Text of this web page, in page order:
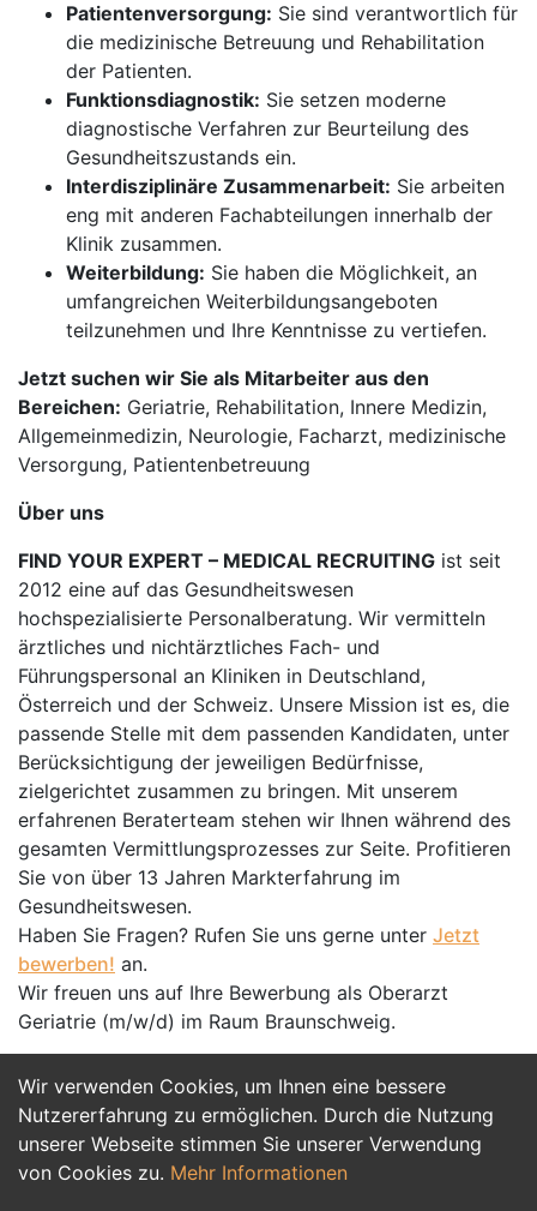
Wir verwenden Cookies, um Ihnen eine bessere
Nutzererfahrung zu ermöglichen. Durch die Nutzung
unserer Webseite stimmen Sie unserer Verwendung
von Cookies zu. Mehr Informationen
Patientenversorgung: Sie sind verantwortlich für
die medizinische Betreuung und Rehabilitation
der Patienten.
Funktionsdiagnostik: Sie setzen moderne
diagnostische Verfahren zur Beurteilung des
Gesundheitszustands ein.
Interdisziplinäre Zusammenarbeit: Sie arbeiten
eng mit anderen Fachabteilungen innerhalb der
Klinik zusammen.
Weiterbildung: Sie haben die Möglichkeit, an
umfangreichen Weiterbildungsangeboten
teilzunehmen und Ihre Kenntnisse zu vertiefen.
Jetzt suchen wir Sie als Mitarbeiter aus den
Bereichen: Geriatrie, Rehabilitation, Innere Medizin,
Allgemeinmedizin, Neurologie, Facharzt, medizinische
Versorgung, Patientenbetreuung
Über uns
FIND YOUR EXPERT – MEDICAL RECRUITING ist seit
2012 eine auf das Gesundheitswesen
hochspezialisierte Personalberatung. Wir vermitteln
ärztliches und nichtärztliches Fach- und
Führungspersonal an Kliniken in Deutschland,
Österreich und der Schweiz. Unsere Mission ist es, die
passende Stelle mit dem passenden Kandidaten, unter
Berücksichtigung der jeweiligen Bedürfnisse,
zielgerichtet zusammen zu bringen. Mit unserem
erfahrenen Beraterteam stehen wir Ihnen während des
gesamten Vermittlungsprozesses zur Seite. Profitieren
Sie von über 13 Jahren Markterfahrung im
Gesundheitswesen.
Haben Sie Fragen? Rufen Sie uns gerne unter Jetzt
bewerben! an.
Wir freuen uns auf Ihre Bewerbung als Oberarzt
Geriatrie (m/w/d) im Raum Braunschweig.
Jetzt Bewerben